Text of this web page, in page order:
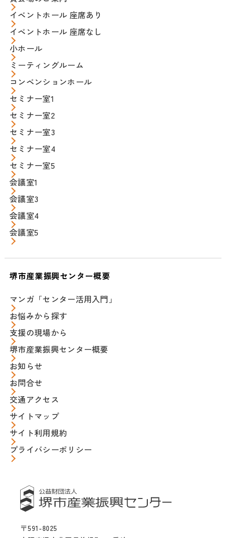
〒591-8025
イベントホール 座席あり
イベントホール 座席なし
小ホール
ミーティングルーム
コンベンションホール
セミナー室1
セミナー室2
セミナー室3
セミナー室4
セミナー室5
会議室1
会議室3
会議室4
会議室5
堺市産業振興センター概要
マンガ「センター活用入門」
お悩みから探す
支援の現場から
堺市産業振興センター概要
お知らせ
お問合せ
交通アクセス
サイトマップ
サイト利用規約
プライバシーポリシー